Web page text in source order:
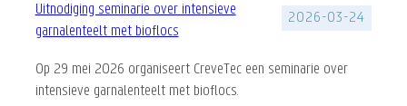
2026-03-24
Uitnodiging seminarie over intensieve
garnalenteelt met bioflocs
Op 29 mei 2026 organiseert CreveTec een seminarie over
intensieve garnalenteelt met bioflocs.